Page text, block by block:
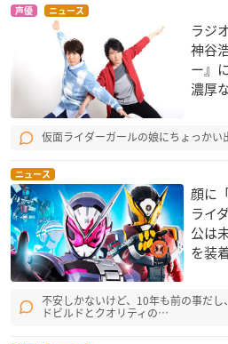
声優 ニュース
ラジ
神谷
ー』
濃厚
仮面ライダーガールの娘にちょっかい
ニュース
顔に
ライ
公は
を装
不安しかないけど、10年も前の事だ
ドビルドとクオリティの…